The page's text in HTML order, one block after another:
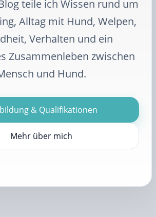
teile ich Wissen rund um
Alltag mit Hund, Welpen,
Verhalten und ein
Zusammenleben zwischen
und Hund.
& Qualifikationen
Mehr über mich